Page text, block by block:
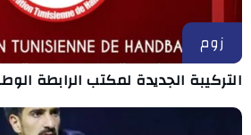
زوم
التركيبة الجديدة لمكتب الرابطة